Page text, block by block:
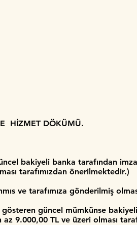
HİZMET DÖKÜMÜ.
bakiyeli banka tarafından
tarafımızdan önerilmektedir.)
ve tarafımıza gönderilmiş
güncel mümkünse
9.000,00 TL ve üzeri olması